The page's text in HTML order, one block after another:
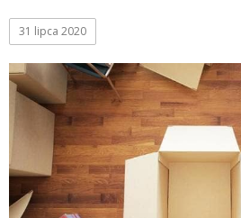
31 lipca 2020